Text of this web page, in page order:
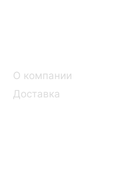
О компании
Доставка